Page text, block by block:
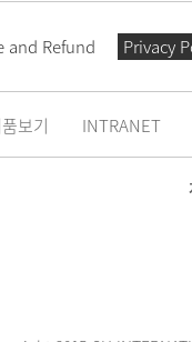
보기 INTRANET
and Refund Privacy